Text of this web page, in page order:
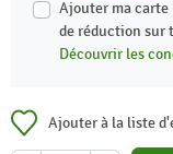
Ajouter ma carte
de réduction sur
Découvrir les
Ajouter à la liste